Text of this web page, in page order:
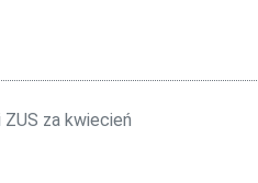
za kwiecień